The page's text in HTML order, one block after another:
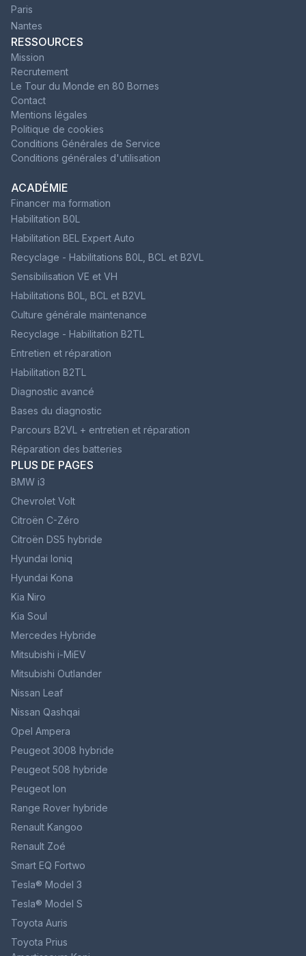
Paris
Nantes
RESSOURCES
Mission
Recrutement
Le Tour du Monde en 80 Bornes
Contact
Mentions légales
Politique de cookies
Conditions Générales de Service
Conditions générales d'utilisation
ACADÉMIE
Financer ma formation
Habilitation B0L
Habilitation BEL Expert Auto
Recyclage - Habilitations B0L, BCL et B2VL
Sensibilisation VE et VH
Habilitations B0L, BCL et B2VL
Culture générale maintenance
Recyclage - Habilitation B2TL
Entretien et réparation
Habilitation B2TL
Diagnostic avancé
Bases du diagnostic
Parcours B2VL + entretien et réparation
Réparation des batteries
PLUS DE PAGES
BMW i3
Chevrolet Volt
Citroën C-Zéro
Citroën DS5 hybride
Hyundai Ioniq
Hyundai Kona
Kia Niro
Kia Soul
Mercedes Hybride
Mitsubishi i-MiEV
Mitsubishi Outlander
Nissan Leaf
Nissan Qashqai
Opel Ampera
Peugeot 3008 hybride
Peugeot 508 hybride
Peugeot Ion
Range Rover hybride
Renault Kangoo
Renault Zoé
Smart EQ Fortwo
Tesla® Model 3
Tesla® Model S
Toyota Auris
Toyota Prius